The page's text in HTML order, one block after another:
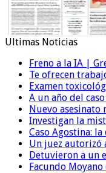
Ultimas Noticias
Freno a la IA |
Te ofrecen
Examen
A un año del
Nuevo asesinato
Investigan la
Caso Agostina:
Un juez autorizó
Detuvieron a un
Facundo